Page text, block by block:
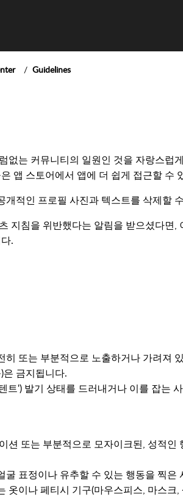
Guidelines
없는 커뮤니티의 일원인 것을 자랑스럽
앱 스토어에서 앱에 더 쉽게 접근할 수
개적인 프로필 사진과 텍스트를 삭제할
지침을 위반했다는 알림을 받으셨다면,
.
히 또는 부분적으로 노출하거나 가려져
은 금지됩니다.
트') 발기 상태를 드러내거나 이를 잡는
션 또는 부분적으로 모자이크된, 성적인
굴 표정이나 유추할 수 있는 행동을 찍은
옷이나 페티시 기구(마우스피스, 마스크